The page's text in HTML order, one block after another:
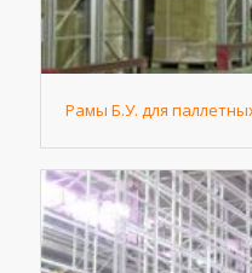
Рамы Б.У. для